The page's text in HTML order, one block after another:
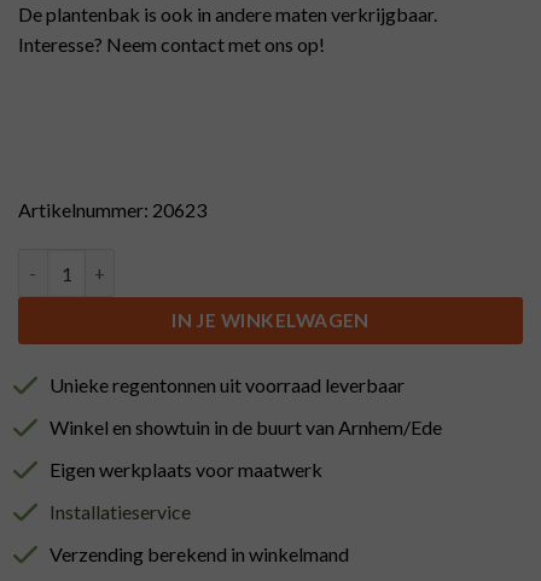
De plantenbak is ook in andere maten verkrijgbaar.
Interesse? Neem contact met ons op!
Artikelnummer: 20623
IN JE WINKELWAGEN
Unieke regentonnen uit voorraad leverbaar
Winkel en showtuin in de buurt van Arnhem/Ede
Eigen werkplaats voor maatwerk
Installatieservice
Verzending berekend in winkelmand